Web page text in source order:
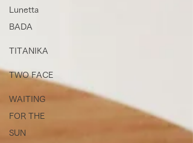
Lunetta
BADA
TITANIKA
TWO FACE
WAITING
FOR THE
SUN